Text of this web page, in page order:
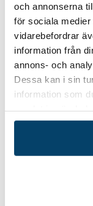
och annonserna
för sociala
vidarebefordrar
information från
annons- och
Dessa kan i sin
information som
Kickstart
företag.
Anmäl dig här
Vill du veta
Vill du veta mer
insatser inom
nationellt